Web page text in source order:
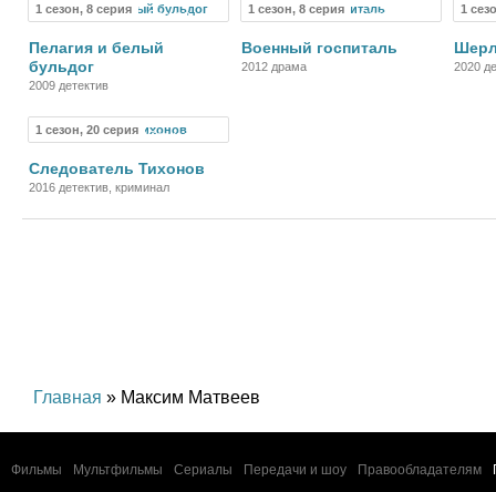
1 сезон, 8 серия Сериал
Пелагия и белый
бульдог
2009 детектив
1 сезон, 8 серия Сериал
Военный госпиталь
2012 драма
1
2020
1 сезон, 20 серия Сериал
Следователь Тихонов
2016 детектив, криминал
Главная » Максим Матвеев
Фильмы Мультфильмы Сериалы Передачи и шоу Правообладателям